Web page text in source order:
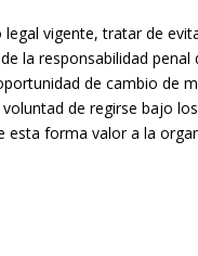
vigente, tratar de
la responsabilidad
de cambio de
de regirse bajo
esta forma valor a la